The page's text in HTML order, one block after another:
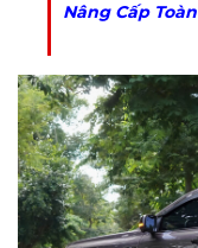
Nâng Cấp